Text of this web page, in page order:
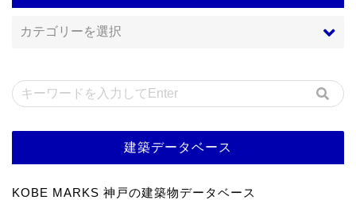
建築データベース
KOBE MARKS 神戸の建築物データベース